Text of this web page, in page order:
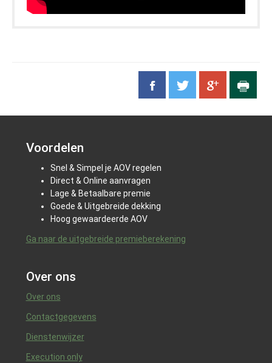
Voordelen
Snel & Simpel je AOV regelen
Direct & Online aanvragen
Lage & Betaalbare premie
Goede & Uitgebreide dekking
Hoog gewaardeerde AOV
Ga naar de uitgebreide premieberekening
Over ons
Over ons
Contactgegevens
Dienstenwijzer
Execution only